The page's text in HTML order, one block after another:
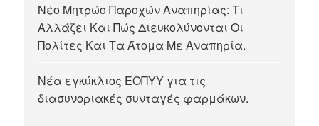
Νέο Μητρώο Παροχών Αναπηρίας: Τι
Αλλάζει Και Πώς Διευκολύνονται Οι
Πολίτες Και Τα Άτομα Με Αναπηρία.
Νέα εγκύκλιος ΕΟΠΥΥ για τις
διασυνοριακές συνταγές φαρμάκων.